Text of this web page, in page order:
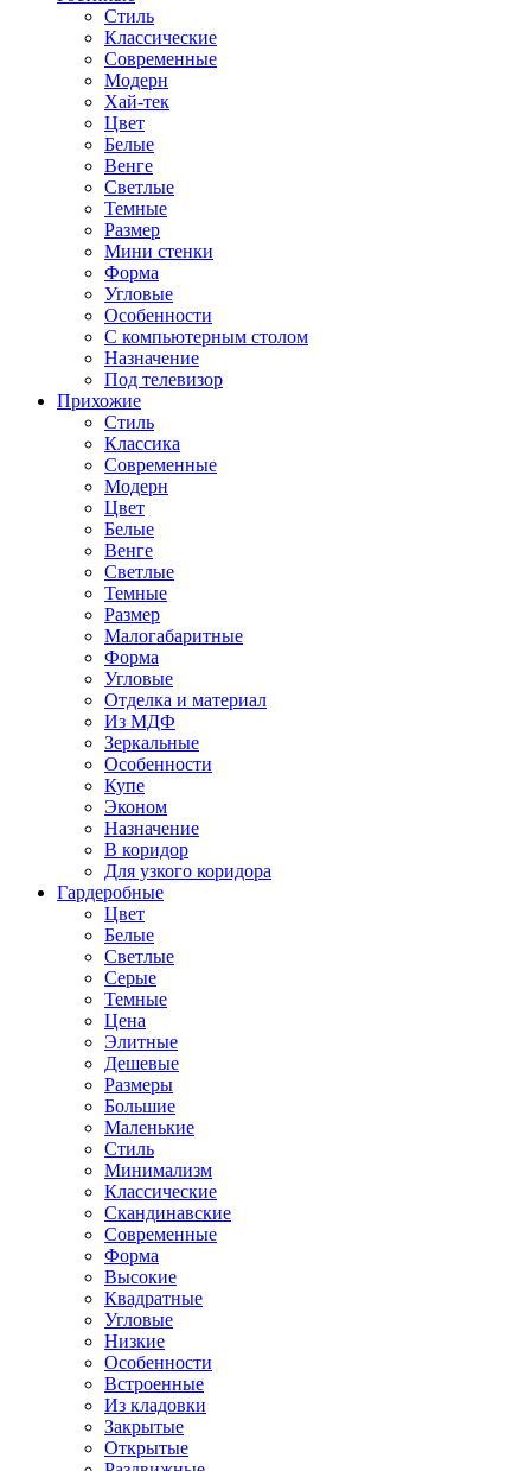
Стиль
Классические
Современные
Модерн
Хай-тек
Цвет
Белые
Венге
Светлые
Темные
Размер
Мини стенки
Форма
Угловые
Особенности
С компьютерным столом
Назначение
Под телевизор
Прихожие
Стиль
Классика
Современные
Модерн
Цвет
Белые
Венге
Светлые
Темные
Размер
Малогабаритные
Форма
Угловые
Отделка и материал
Из МДФ
Зеркальные
Особенности
Купе
Эконом
Назначение
В коридор
Для узкого коридора
Гардеробные
Цвет
Белые
Светлые
Серые
Темные
Цена
Элитные
Дешевые
Размеры
Большие
Маленькие
Стиль
Минимализм
Классические
Скандинавские
Современные
Форма
Высокие
Квадратные
Угловые
Низкие
Особенности
Встроенные
Из кладовки
Закрытые
Открытые